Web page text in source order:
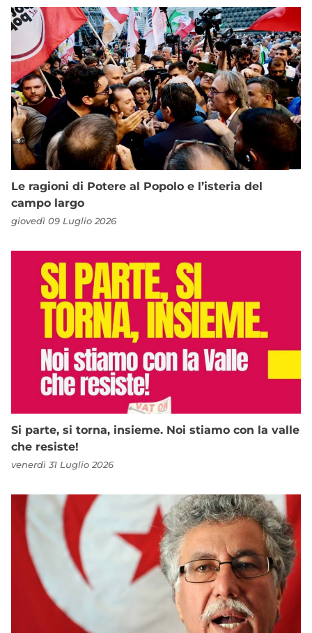
Le ragioni di Potere al Popolo e l’isteria del
campo largo
giovedì 09 Luglio 2026
Si parte, si torna, insieme. Noi stiamo con la valle
che resiste!
venerdì 31 Luglio 2026